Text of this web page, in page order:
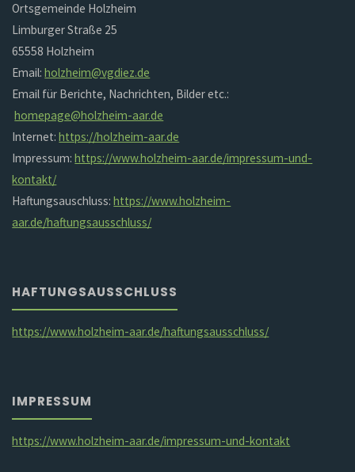
Ortsgemeinde Holzheim
Limburger Straße 25
65558 Holzheim
Email:holzheim@vgdiez.de
Email für Berichte, Nachrichten, Bilder etc.:
homepage@holzheim-aar.de
Internet:https://holzheim-aar.de
Impressum:https://www.holzheim-aar.de/impressum-und-
kontakt/
Haftungsauschluss:https://www.holzheim-
aar.de/haftungsausschluss/
HAFTUNGSAUSSCHLUSS
https://www.holzheim-aar.de/haftungsausschluss/
IMPRESSUM
https://www.holzheim-aar.de/impressum-und-kontakt